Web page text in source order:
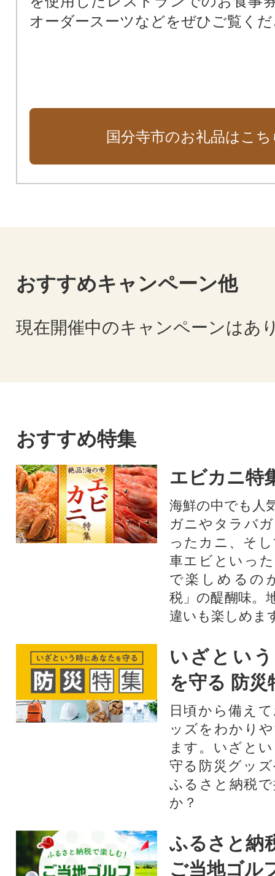
オーダースーツなどをぜひご覧く
国分寺市のお礼品はこち
おすすめキャンペーン他
現在開催中のキャンペーンはあ
おすすめ特集
エビカニ特
海鮮の中でも人
ガニやタラバ
ったカニ、そ
車エビといっ
で楽しめるの
税」の醍醐味。
違いも楽しめま
いざとい
を守る 防災
日頃から備え
ッズをわかり
ます。いざと
守る防災グッ
ふるさと納税
か？
ふるさと納
ご当地ゴル